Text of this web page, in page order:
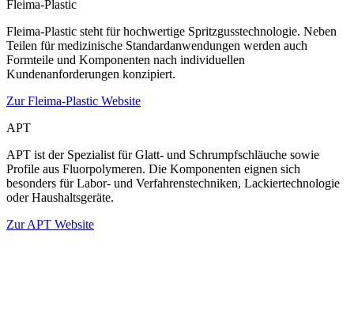
Fleima-Plastic
Fleima-Plastic steht für hochwertige Spritzgusstechnologie. Neben
Teilen für medizinische Standardanwendungen werden auch
Formteile und Komponenten nach individuellen
Kundenanforderungen konzipiert.
Zur Fleima-Plastic Website
APT
APT ist der Spezialist für Glatt- und Schrumpfschläuche sowie
Profile aus Fluorpolymeren. Die Komponenten eignen sich
besonders für Labor- und Verfahrenstechniken, Lackiertechnologie
oder Haushaltsgeräte.
Zur APT Website